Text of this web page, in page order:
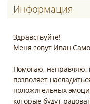
Информация
Здравствуйте!
Меня зовут Иван
Помогаю, направляю,
позволяет
положительных
которые будут